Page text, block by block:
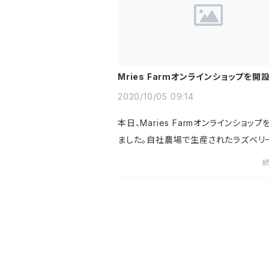
Mries Farmオンラインショップを開設
2020/10/05 09:14
本日、Maries Farmオンラインショップ
ました。自社農場で生産されたラズベリ